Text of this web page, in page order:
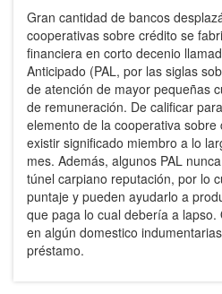
Gran cantidad de bancos
cooperativas sobre crédito se
financiera en corto decenio
Anticipado (PAL, por las siglas
de atención de mayor pequeñas
de remuneración. De calificar
elemento de la cooperativa
existir significado miembro a lo
mes. Además, algunos PAL
túnel carpiano reputación, por lo
puntaje y pueden ayudarlo a
que paga lo cual debería a
en algún domestico
préstamo.